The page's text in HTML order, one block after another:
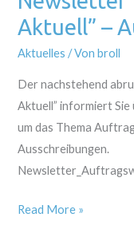
Aktuell” –
Aktuelles / Vonbroll
Der nachstehend
Aktuell” informiert
um das Thema
Ausschreibungen.
“Auftragswesen
Ausgabe
Juni
2025
Read More »